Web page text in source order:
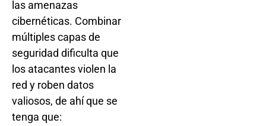
las amenazas
cibernéticas. Combinar
múltiples capas de
seguridad dificulta que
los atacantes violen la
red y roben datos
valiosos, de ahí que se
tenga que: